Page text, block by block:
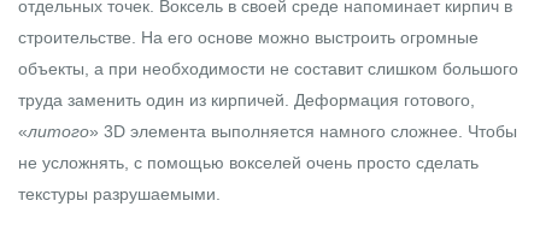
отдельных точек. Воксель в своей среде напоминает кирпич в
строительстве. На его основе можно выстроить огромные
объекты, а при необходимости не составит слишком большого
труда заменить один из кирпичей. Деформация готового,
«литого» 3D элемента выполняется намного сложнее. Чтобы
не усложнять, с помощью вокселей очень просто сделать
текстуры разрушаемыми.